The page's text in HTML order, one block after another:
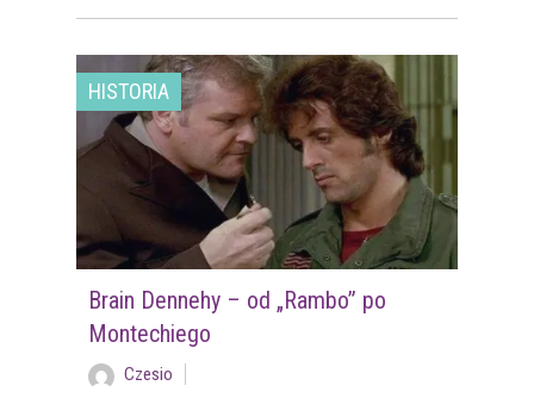
HISTORIA
Brain Dennehy – od „Rambo” po
Montechiego
Czesio